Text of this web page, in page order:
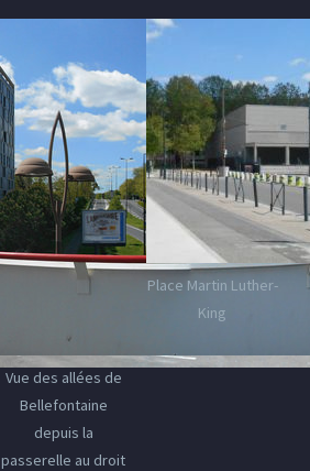
Vue des allées de
Bellefontaine
depuis la
passerelle au droit
Place Martin Luther-
King